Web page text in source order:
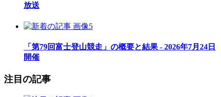
放送
「第79回富士登山競走」の概要と結果 - 2026年7月24日
開催
注目の記事